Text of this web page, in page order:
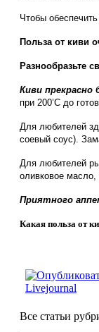
Чтобы
Польза от киви
Разнообразьте
Киви
при 200’С до
Для любителей
соевый соус).
Для любителей
оливковое масло,
Приятного
Какая польза от
Все статьи